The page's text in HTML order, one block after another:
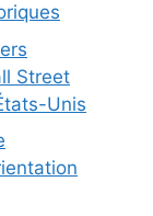
Street
Unis